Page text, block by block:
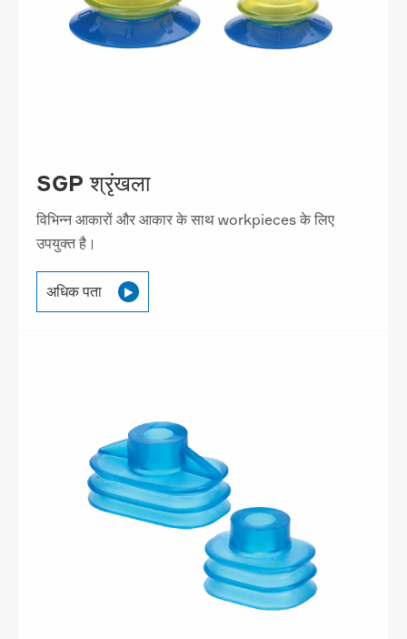
SGP श्रृंखला
विभिन्न आकारों और आकार के साथ workpieces के लिए
उपयुक्त है।
अधिक पता 